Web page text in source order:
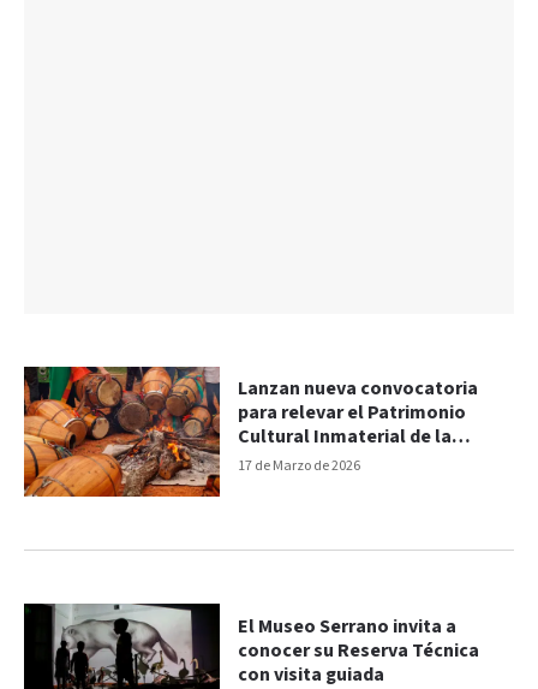
17 de Marzo de 2026
Lanzan nueva convocatoria
para relevar el Patrimonio
Cultural Inmaterial de la
provincia
El Museo Serrano invita a
conocer su Reserva Técnica
con visita guiada